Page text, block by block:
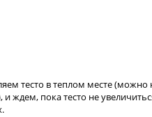
тесто в теплом месте (можно
и ждем, пока тесто не